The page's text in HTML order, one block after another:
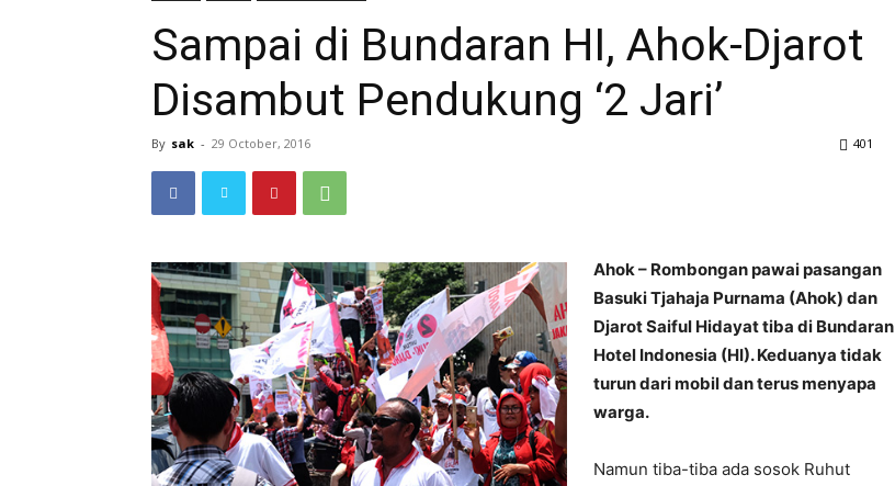
Sampai di Bundaran HI, Ahok-Djarot
Disambut Pendukung ‘2 Jari’
By sak - 29 October, 2016 401
Ahok – Rombongan pawai pasangan
Basuki Tjahaja Purnama (Ahok) dan
Djarot Saiful Hidayat tiba di Bundaran
Hotel Indonesia (HI). Keduanya tidak
turun dari mobil dan terus menyapa
warga.
Namun tiba-tiba ada sosok Ruhut